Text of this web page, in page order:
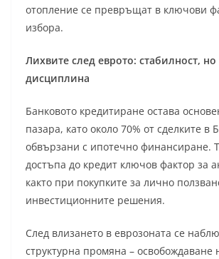
отопление се превръщат в ключови
избора.
Лихвите след еврото: стабилност,
дисциплина
Банковото кредитиране остава
пазара, като около 70% от сделките в
обвързани с ипотечно финансиране.
достъпа до кредит ключов фактор за
както при покупките за лично
инвестиционните решения.
След влизането в еврозоната се
структурна промяна – освобождаване